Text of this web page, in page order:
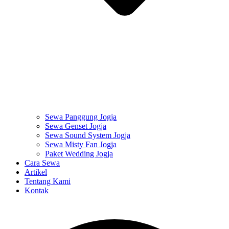
Sewa Panggung Jogja
Sewa Genset Jogja
Sewa Sound System Jogja
Sewa Misty Fan Jogja
Paket Wedding Jogja
Cara Sewa
Artikel
Tentang Kami
Kontak